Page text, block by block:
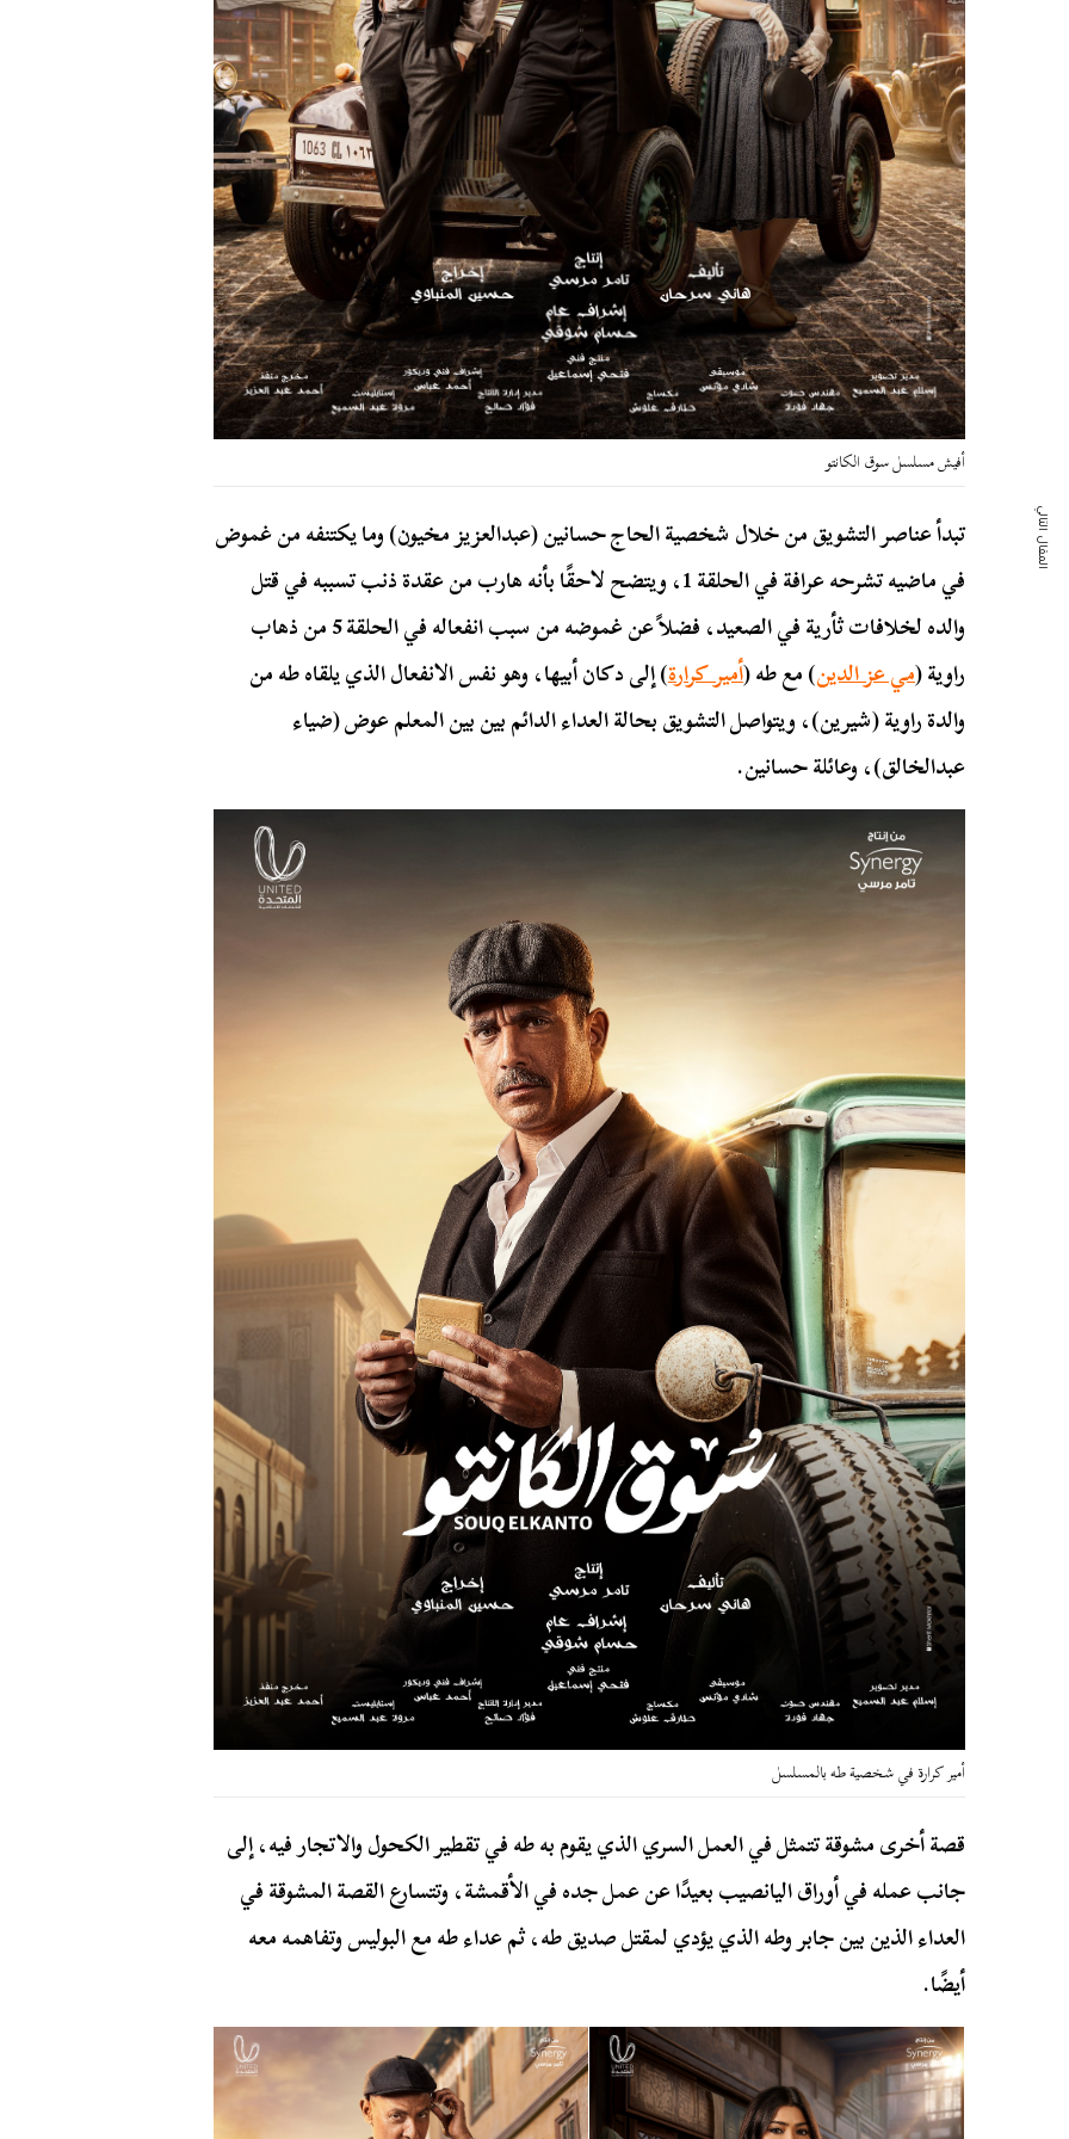
أفيش مسلسل سوق الكانتو
تبدأ عناصر التشويق من خلال شخصية الحاج حسانين (عبدالعزيز مخيون) وما يكتنفه من غموض
في ماضيه تشرحه عرافة في الحلقة 1، ويتضح لاحقًا بأنه هارب من عقدة ذنب تسببه في قتل
والده لخلافات ثأرية في الصعيد، فضلاً عن غموضه من سبب انفعاله في الحلقة 5 من ذهاب
راوية (مي عز الدين) مع طه (أمير كرارة) إلى دكان أبيها، وهو نفس الانفعال الذي يلقاه طه من
والدة راوية (شيرين)، ويتواصل التشويق بحالة العداء الدائم بين بين المعلم عوض (ضياء
عبدالخالق)، وعائلة حسانين.
أمير كرارة في شخصية طه بالمسلسل
قصة أخرى مشوقة تتمثل في العمل السري الذي يقوم به طه في تقطير الكحول والاتجار فيه، إلى
جانب عمله في أوراق اليانصيب بعيدًا عن عمل جده في الأقمشة، وتتسارع القصة المشوقة في
العداء الذين بين جابر وطه الذي يؤدي لمقتل صديق طه، ثم عداء طه مع البوليس وتفاهمه معه
أيضًا.
المقال التالي